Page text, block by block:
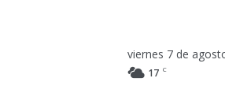
viernes 7 de
17 C